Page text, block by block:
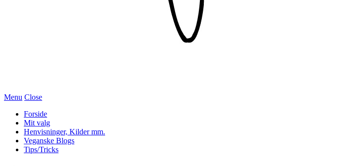
Menu Close
Forside
Mit valg
Henvisninger, Kilder mm.
Veganske Blogs
Tips/Tricks